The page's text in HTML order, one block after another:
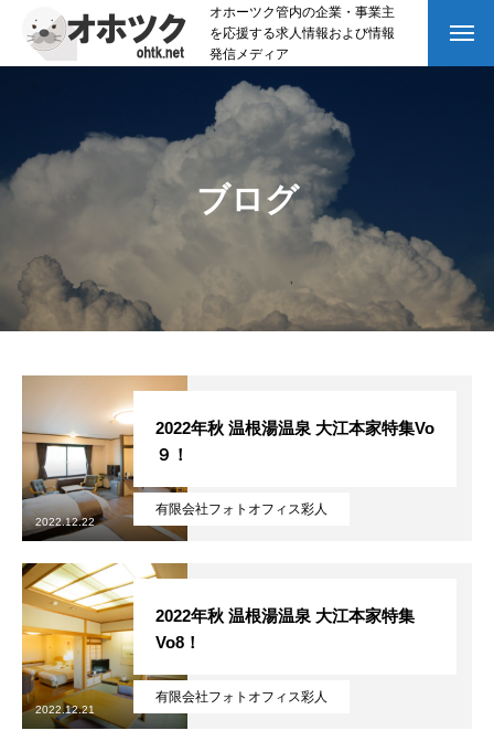
オホーツク管内の企業・事業主
を応援する求人情報および情報
発信メディア
ブログ
有限会社フォトオフィス彩人
2022年秋 温根湯温泉 大江本家特集Vo
９！
2022.12.22
有限会社フォトオフィス彩人
2022年秋 温根湯温泉 大江本家特集
Vo8！
2022.12.21